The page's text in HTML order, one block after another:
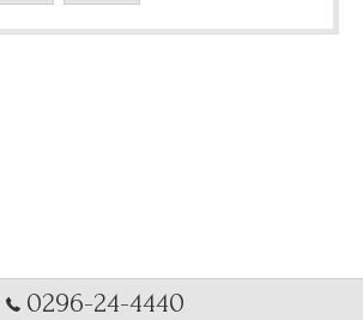
0296-24-4440